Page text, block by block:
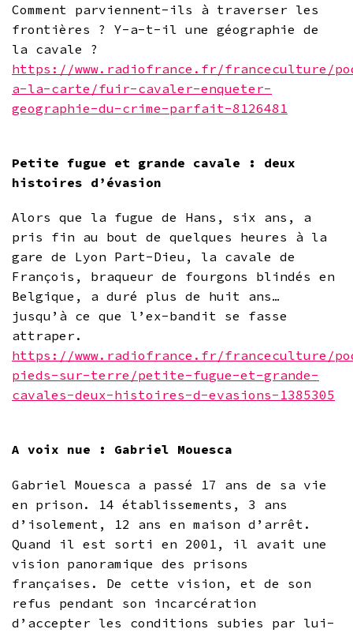
Comment parviennent-ils à traverser les
frontières ? Y-a-t-il une géographie de
la cavale ?
https://www.radiofrance.fr/franceculture/
a-la-carte/fuir-cavaler-enqueter-
geographie-du-crime-parfait-8126481
Petite fugue et grande cavale : deux
histoires d’évasion
Alors que la fugue de Hans, six ans, a
pris fin au bout de quelques heures à la
gare de Lyon Part-Dieu, la cavale de
François, braqueur de fourgons blindés en
Belgique, a duré plus de huit ans…
jusqu’à ce que l’ex-bandit se fasse
attraper.
https://www.radiofrance.fr/franceculture/
pieds-sur-terre/petite-fugue-et-grande-
cavales-deux-histoires-d-evasions-1385305
A voix nue : Gabriel Mouesca
Gabriel Mouesca a passé 17 ans de sa vie
en prison. 14 établissements, 3 ans
d’isolement, 12 ans en maison d’arrêt.
Quand il est sorti en 2001, il avait une
vision panoramique des prisons
françaises. De cette vision, et de son
refus pendant son incarcération
d’accepter les conditions subies par lui-